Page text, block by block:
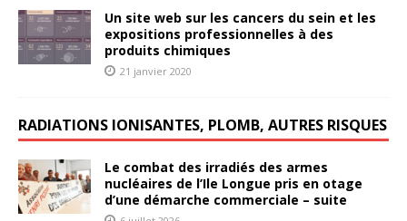
Un site web sur les cancers du sein et les
expositions professionnelles à des
produits chimiques
21 janvier 2020
RADIATIONS IONISANTES, PLOMB, AUTRES RISQUES
Le combat des irradiés des armes
nucléaires de l’Ile Longue pris en otage
d’une démarche commerciale – suite